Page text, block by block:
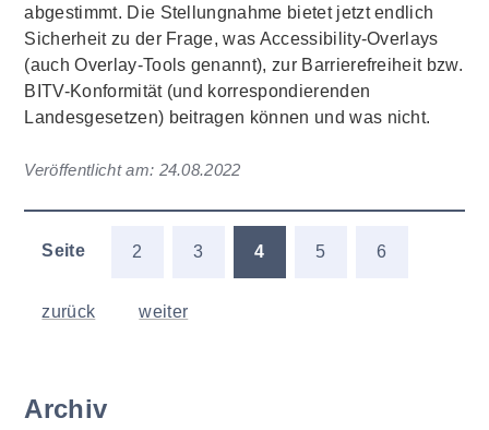
abgestimmt. Die Stellungnahme bietet jetzt endlich
Sicherheit zu der Frage, was Accessibility-Overlays
(auch Overlay-Tools genannt), zur Barrierefreiheit bzw.
BITV-Konformität (und korrespondierenden
Landesgesetzen) beitragen können und was nicht.
Veröffentlicht am: 24.08.2022
Seite 2 3 4 5 6
zurück weiter
Archiv